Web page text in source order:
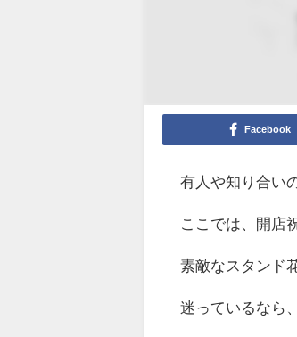
Facebook
有人や知り合い
ここでは、開店
素敵なスタンド
迷っているなら